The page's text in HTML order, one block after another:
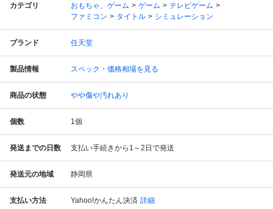
カテゴリ おもちゃ、ゲーム ゲーム
テレビゲーム
ファミコン
タイトル シミュレーション
ブランド 任天堂
製品情報 スペック・価格相場を見る
商品の状態 やや傷や汚れあり
個数 1個
発送までの日数 支払い手続きから1～2日で発送
発送元の地域 静岡県
支払い方法 Yahoo!かんたん決済 詳細